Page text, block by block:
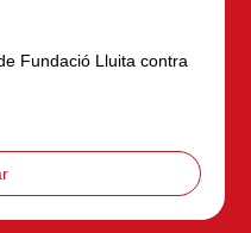
Fundació Lluita contra